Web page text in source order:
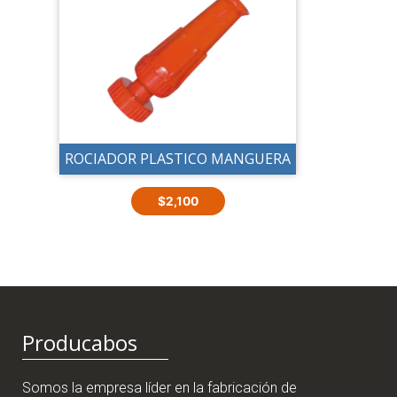
ROCIADOR PLASTICO MANGUERA
$2,100
Producabos
Somos la empresa líder en la fabricación de